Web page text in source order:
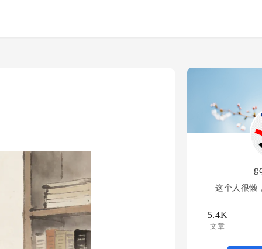
这个人很懒
5.4K
文章